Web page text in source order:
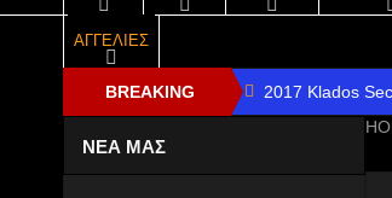
ΑΓΓΕΛΙΕΣ
BREAKING
NEWS
2017 Klados
2016 Klados
ΝΕΑ ΜΑΣ